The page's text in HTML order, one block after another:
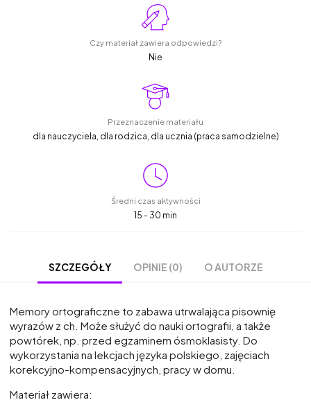
Czy materiał zawiera odpowiedzi?
Nie
Przeznaczenie materiału
dla nauczyciela, dla rodzica, dla ucznia (praca samodzielne)
Średni czas aktywności
15 - 30 min
SZCZEGÓŁY OPINIE (0) O AUTORZE
Memory ortograficzne to zabawa utrwalająca pisownię
wyrazów z ch. Może służyć do nauki ortografii, a także
powtórek, np. przed egzaminem ósmoklasisty. Do
wykorzystania na lekcjach języka polskiego, zajęciach
korekcyjno-kompensacyjnych, pracy w domu.
Materiał zawiera: